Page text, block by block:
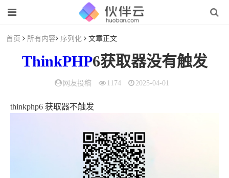
首页 所有内容 序列化 文章正文
ThinkPHP6获取器没有触发
网友投稿 1174 2025-04-01
thinkphp6 获取器不触发